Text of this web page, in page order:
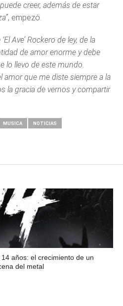
creer, además de estar
, empezó.
Ave’ Rockero de ley, de la
de amor enorme y debe
lo llevo de este mundo.
amor que me diste siempre a la
la gracia de vernos y compartir
MUSICA NOTICIAS
años: el crecimiento de un
del metal